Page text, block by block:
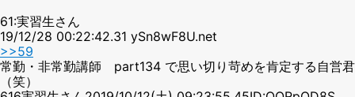
61:実習生さん
19/12/28 00:22:42.31 ySn8wF8U.net
>>59
常勤・非常勤講師 part134 で思い切り苛めを肯定する自営君
（笑）